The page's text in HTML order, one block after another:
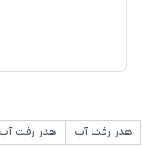
هدر رفت آب هدر رفت آب در بخش